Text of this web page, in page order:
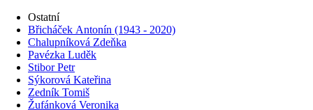
Ostatní
Břicháček Antonín (1943 - 2020)
Chalupníková Zdeňka
Pavézka Luděk
Stibor Petr
Sýkorová Kateřina
Zedník Tomiš
Žufánková Veronika